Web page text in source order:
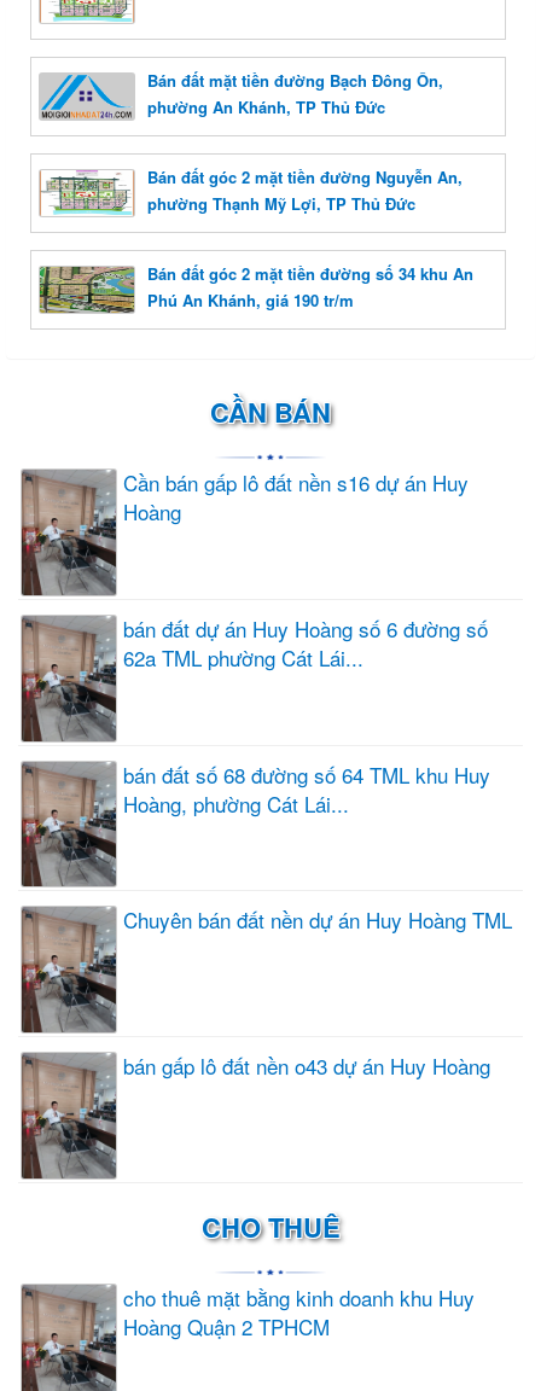
Bán đất mặt tiền đường Bạch Đông Ôn,
phường An Khánh, TP Thủ Đức
Bán đất góc 2 mặt tiền đường Nguyễn An,
phường Thạnh Mỹ Lợi, TP Thủ Đức
Bán đất góc 2 mặt tiền đường số 34 khu An
Phú An Khánh, giá 190 tr/m
CẦN BÁN
Cần bán gấp lô đất nền s16 dự án Huy
Hoàng
bán đất dự án Huy Hoàng số 6 đường số
62a TML phường Cát Lái...
bán đất số 68 đường số 64 TML khu Huy
Hoàng, phường Cát Lái...
Chuyên bán đất nền dự án Huy Hoàng TML
bán gấp lô đất nền o43 dự án Huy Hoàng
CHO THUÊ
cho thuê mặt bằng kinh doanh khu Huy
Hoàng Quận 2 TPHCM